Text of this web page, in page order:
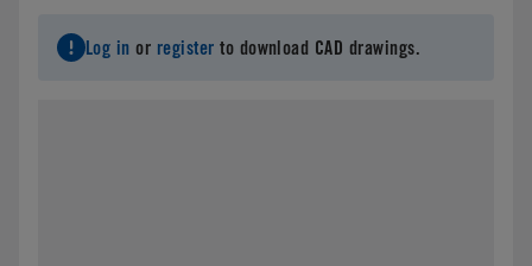
Log in or register to download CAD drawings.